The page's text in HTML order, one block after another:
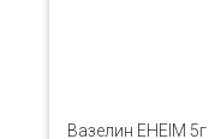
Вазелин EHEIM 5г